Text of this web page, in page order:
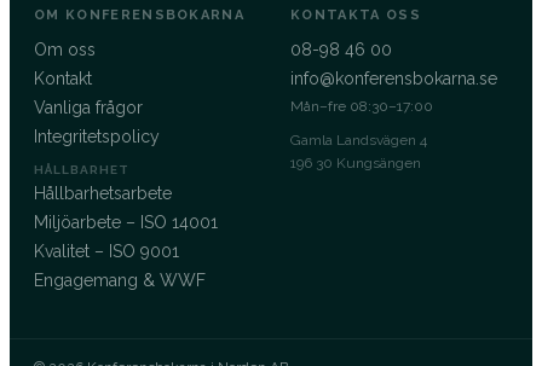
OM KONFERENSBOKARNA
Om oss
Kontakt
Vanliga frågor
Integritetspolicy
HÅLLBARHET
Hållbarhetsarbete
Miljöarbete – ISO 14001
Kvalitet – ISO 9001
Engagemang & WWF
KONTAKTA OSS
08-98 46 00
info@konferensbokarna.se
Mån–fre 08:30–17:00
Gamla Landsvägen 4
196 30 Kungsängen